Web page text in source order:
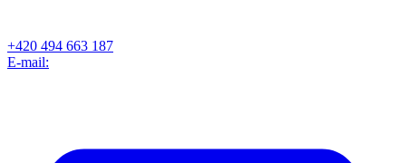
+420 494 663 187
E-mail: